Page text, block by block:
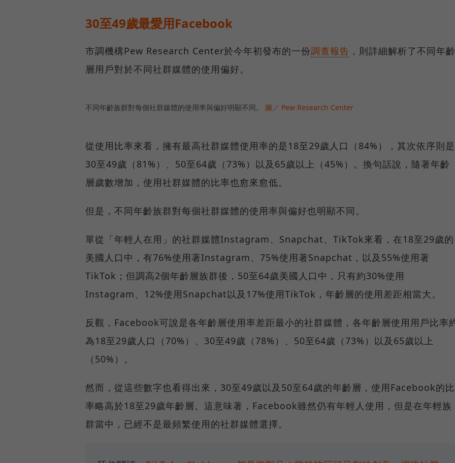
30至49歲最愛用Facebook
市調機構Pew Research Center於今年初發布的一份調查報告 ，則詳細解析了不同年齡
層用戶對於不同社群媒體的使用偏好。
不同年齡族群對每個社群媒體的使用率與偏好明顯不同。 圖／ Pew Research Center
從使用比率來看，擁有最高社群媒體使用率的是18至29歲人口（84%），其次依序則是
30至49歲（81%）、50至64歲（73%）以及65歲以上（45%）。換句話說，隨著年齡
層歲數增加，使用社群媒體的比率也愈來愈低。
但是，不同年齡族群對每個社群媒體的使用率與偏好也明顯不同。
單從「年輕人在用」的社群媒體Instagram、Snapchat、TikTok來看，在18至29歲的
美國人口中，有76%使用著Instagram、75%使用著Snapchat，以及55%使用著
TikTok；但調高2個年齡層族群後，50至64歲美國人口中，只有約30%使用
Instagram、12%使用Snapchat以及17%使用TikTok，年齡層的使用差距相當大。
反觀，Facebook可說是各年齡層使用率差距最小的社群媒體，各年齡層使用用戶比率
為18至29歲人口（70%）、30至49歲（78%）、50至64歲（73%）以及65歲以上
（50%）。
然而，從這些數字也看得出來，30至49歲以及50至64歲的年齡層，使用Facebook的比
率略高於18至29歲年齡層。這意味著，Facebook雖然仍有年輕人使用，但是在年輕族
群當中，已經不是最頻繁使用的社群媒體選擇。